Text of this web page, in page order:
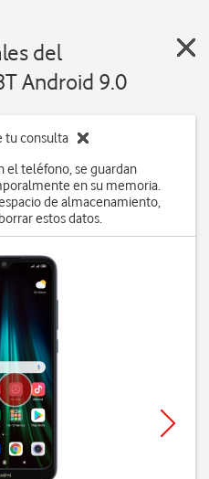
del
Android 9.0
tu consulta
el teléfono, se guardan
en su memoria.
de almacenamiento,
estos datos.